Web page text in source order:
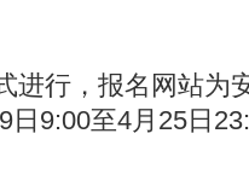
进行，报名网站为
日9:00至4月25日